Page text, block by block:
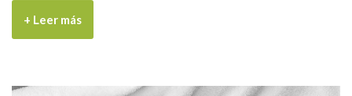
+ Leer más